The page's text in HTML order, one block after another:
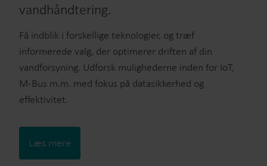
vandhåndtering.
Få indblik i forskellige teknologier, og træf
informerede valg, der optimerer driften af din
vandforsyning. Udforsk mulighederne inden for IoT,
M-Bus m.m. med fokus på datasikkerhed og
effektivitet.
Læs mere